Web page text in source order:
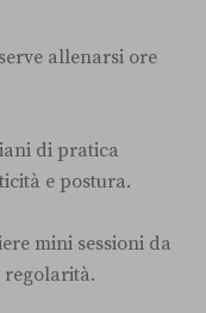
allenarsi ore
di pratica
e postura.
mini sessioni da
regolarità.